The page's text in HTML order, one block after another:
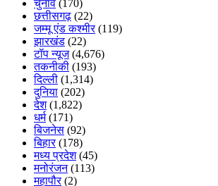
चुनाव (170)
छत्तीसगढ़ (22)
जम्मू एंड कश्मीर(119)
झारखंड (22)
टॉप न्यूज(4,676)
तकनीकी (193)
दिल्ली (1,314)
दुनिया (202)
देश(1,822)
धर्म(171)
बिजनेस (92)
बिहार(178)
मध्य प्रदेश(45)
मनोरंजन(113)
महापौर(2)